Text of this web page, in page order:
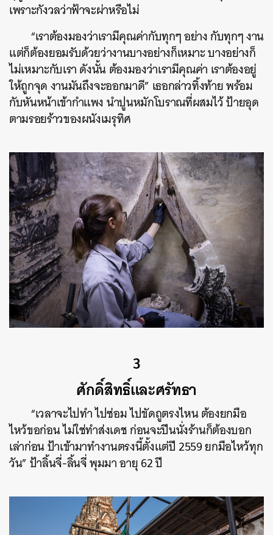
เพราะกังวลว่าฟ้าจะผ่าหรือไม่
“เราต้องมองว่าเรามีคุณค่ากับทุกๆ อย่าง กับทุกๆ งาน
แต่ก็ต้องยอมรับด้วยว่างานบางอย่างก็เหมาะ บางอย่างก็
ไม่เหมาะกับเรา ดังนั้น ต้องมองว่าเรามีคุณค่า เราต้องอยู่
ให้ถูกจุด งานมันถึงจะออกมาดี” เธอกล่าวทิ้งท้าย พร้อม
กับหันหน้าเข้ากำแพง นำปูนหมักโบราณที่ผสมไว้ ป้ายอุด
ตามรอยร้าวของผนังเมรุทิศ
3
ศักดิ์สิทธิ์และศรัทธา
“เวลาจะไปทำ ไปซ่อม ไปขัดถูตรงไหน ต้องยกมือ
ไหว้ขอก่อน ไม่ใช่ทำส่งเดช ก่อนจะปีนนั่งร้านก็ต้องบอก
เล่าก่อน ป้าเข้ามาทำงานตรงนี้ตั้งแต่ปี 2559 ยกมือไหว้ทุก
วัน” ป้าลิ้นจี่-ลิ้นจี่ พุมมา อายุ 62 ปี